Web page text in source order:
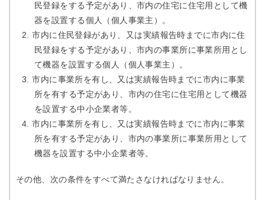
民登録をする予定があり、市内の住宅に住宅用として機
器を設置する個人（個人事業主）。
市内に住民登録があり、又は実績報告時までに市内に住
民登録をする予定があり、市内の事業所に事業所用とし
て機器を設置する個人（個人事業主）。
市内に事業所を有し、又は実績報告時までに市内に事業
所を有する予定があり、市内の住宅に住宅用として機器
を設置する中小企業者等。
市内に事業所を有し、又は実績報告時までに市内に事業
所を有する予定があり、市内の事業所に事業所用として
機器を設置する中小企業者等。
その他、次の条件をすべて満たさなければなりません。